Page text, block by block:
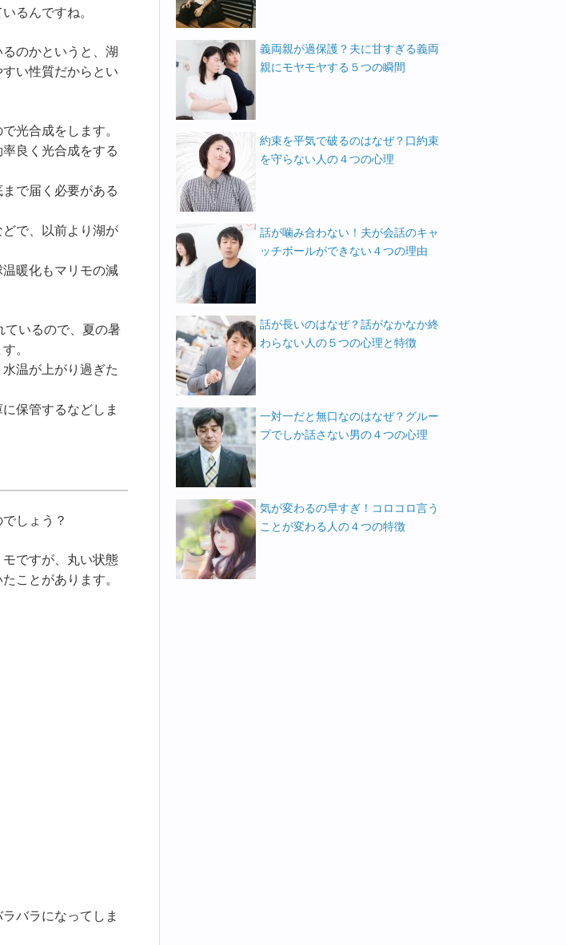
るんですね。
のかというと、湖
い性質だからとい
光合成をします。
良く光合成をする
で届く必要がある
で、以前より湖が
暖化もマリモの減
いるので、夏の暑
。
温が上がり過ぎた
保管するなどしま
しょう？
ですが、丸い状態
ことがあります。
バラになってしま
義両親が過保護？夫に甘すぎる義両
親にモヤモヤする５つの瞬間
約束を平気で破るのはなぜ？口約束
を守らない人の４つの心理
話が噛み合わない！夫が会話のキャ
ッチボールができない４つの理由
話が長いのはなぜ？話がなかなか終
わらない人の５つの心理と特徴
一対一だと無口なのはなぜ？グルー
プでしか話さない男の４つの心理
気が変わるの早すぎ！コロコロ言う
ことが変わる人の４つの特徴